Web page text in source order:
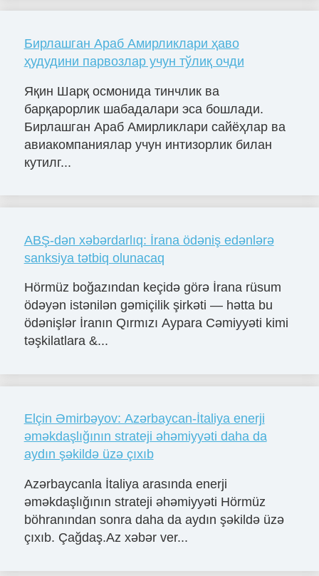
Бирлашган Араб Амирликлари ҳаво
ҳудудини парвозлар учун тўлиқ очди
Яқин Шарқ осмонида тинчлик ва
барқарорлик шабадалари эса бошлади.
Бирлашган Араб Амирликлари сайёҳлар ва
авиакомпаниялар учун интизорлик билан
кутилг...
ABŞ-dən xəbərdarlıq: İrana ödəniş edənlərə
sanksiya tətbiq olunacaq
Hörmüz boğazından keçidə görə İrana rüsum
ödəyən istənilən gəmiçilik şirkəti — hətta bu
ödənişlər İranın Qırmızı Aypara Cəmiyyəti kimi
təşkilatlara &...
Elçin Əmirbəyov: Azərbaycan-İtaliya enerji
əməkdaşlığının strateji əhəmiyyəti daha da
aydın şəkildə üzə çıxıb
Azərbaycanla İtaliya arasında enerji
əməkdaşlığının strateji əhəmiyyəti Hörmüz
böhranından sonra daha da aydın şəkildə üzə
çıxıb. Çağdaş.Az xəbər ver...